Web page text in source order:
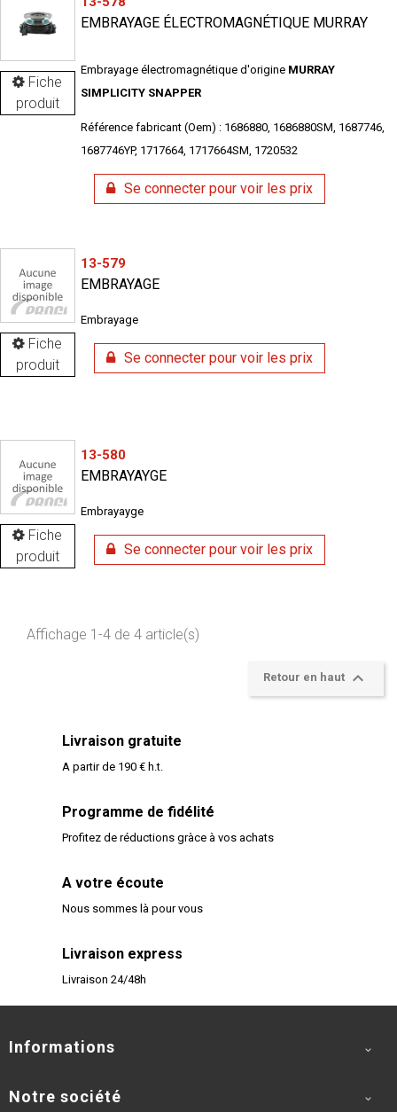
Fiche
produit
EMBRAYAGE ÉLECTROMAGNÉTIQUE MURRAY
Embrayage électromagnétique d'origine MURRAY
SIMPLICITY SNAPPER
Référence fabricant (Oem) : 1686880, 1686880SM, 1687746,
1687746YP, 1717664, 1717664SM, 1720532
Se connecter pour voir les prix
Fiche
produit
13-579
EMBRAYAGE
Embrayage
Se connecter pour voir les prix
Fiche
produit
13-580
EMBRAYAYGE
Embrayayge
Se connecter pour voir les prix
Affichage 1-4 de 4 article(s)
Retour en haut 
Livraison gratuite
A partir de 190 € h.t.
Programme de fidélité
Profitez de réductions gràce à vos achats
A votre écoute
Nous sommes là pour vous
Livraison express
Livraison 24/48h
Informations 
Notre société 